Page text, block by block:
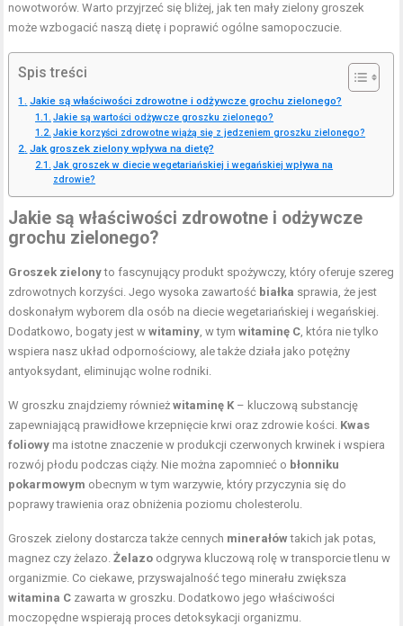
nowotworów. Warto przyjrzeć się bliżej, jak ten mały zielony groszek
może wzbogacić naszą dietę i poprawić ogólne samopoczucie.
Spis treści
Jakie są właściwości zdrowotne i odżywcze grochu zielonego?
Jakie są wartości odżywcze groszku zielonego?
Jakie korzyści zdrowotne wiążą się z jedzeniem groszku zielonego?
Jak groszek zielony wpływa na dietę?
Jak groszek w diecie wegetariańskiej i wegańskiej wpływa na
zdrowie?
Jakie są właściwości zdrowotne i odżywcze
grochu zielonego?
Groszek zielonyto fascynujący produkt spożywczy, który oferuje szereg
zdrowotnych korzyści. Jego wysoka zawartość białka sprawia, że jest
doskonałym wyborem dla osób na diecie wegetariańskiej i wegańskiej.
Dodatkowo, bogaty jest wwitaminy, w tymwitaminę C, która nie tylko
wspiera nasz układ odpornościowy, ale także działa jako potężny
antyoksydant, eliminując wolne rodniki.
W groszku znajdziemy równieżwitaminę K – kluczową substancję
zapewniającą prawidłowe krzepnięcie krwi oraz zdrowie kości. Kwas
foliowy ma istotne znaczenie w produkcji czerwonych krwinek i wspiera
rozwój płodu podczas ciąży. Nie można zapomnieć o błonniku
pokarmowym obecnym w tym warzywie, który przyczynia się do
poprawy trawienia oraz obniżenia poziomu cholesterolu.
Groszek zielony dostarcza także cennych minerałówtakich jak potas,
magnez czy żelazo.Żelazo odgrywa kluczową rolę w transporcie tlenu w
organizmie. Co ciekawe, przyswajalność tego minerału zwiększa
witamina C zawarta w groszku. Dodatkowo jego właściwości
moczopędne wspierają proces detoksykacji organizmu.